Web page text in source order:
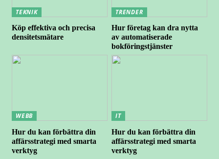
TEKNIK
Köp effektiva och precisa
densitetsmätare
TRENDER
Hur företag kan dra nytta
av automatiserade
bokföringstjänster
WEBB
Hur du kan förbättra din
affärsstrategi med smarta
verktyg
IT
Hur du kan förbättra din
affärsstrategi med smarta
verktyg